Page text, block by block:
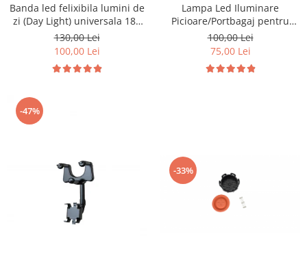
Banda led felixibila lumini de
zi (Day Light) universala 180
cm
130,00 Lei
100,00 Lei
Lampa Led Iluminare
Picioare/Portbagaj pentru
Peugeot si Citroen
100,00 Lei
75,00 Lei
-47%
-33%